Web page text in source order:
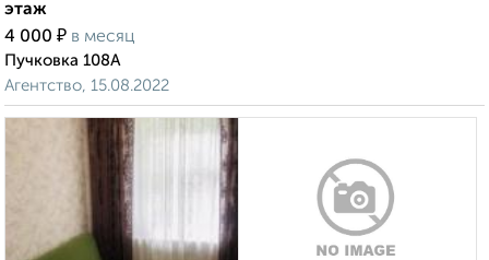
этаж
4 000 ₽ в месяц
Пучковка 108А
Агентство, 15.08.2022